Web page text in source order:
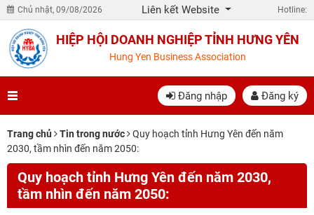
Chủ nhật, 09/08/2026 Liên kết Website Hotline:
HIỆP HỘI DOANH NGHIỆP TỈNH HƯNG YÊN
Hung Yen Business Association
Đăng nhập Đăng ký
Trang chủ Tin trong nước
Quy hoạch tỉnh Hưng Yên đến năm
2030, tầm nhìn đến năm 2050:
Quy hoạch tỉnh Hưng Yên đến năm 2030,
tầm nhìn đến năm 2050: